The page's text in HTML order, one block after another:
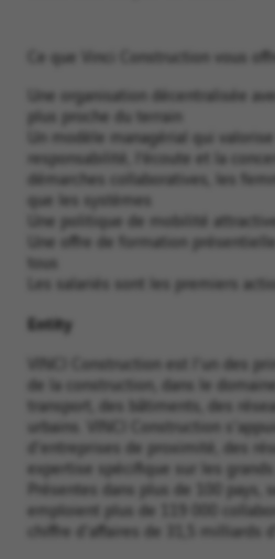
Ce que Vinci Construction vous
Une organisation décentralisée
plus proche du terrain
Un modèle managérial qui
responsabilité, l’écoute et la
démarches collaboratives, les
que les systèmes
Une politique de mobilité attractive
Une offre de formation
tous
Les salariés sont les premiers
Entity
VINCI Construction est l'un des
de la construction, dans le
transport, des bâtiments, des
urbains. VINCI Construction
d'entreprises de proximité, des
expertise spécifique sur les
Présentes dans plus de 100 pays,
emploient plus de 119 000
chiffre d'affaires de 31,5 milliards